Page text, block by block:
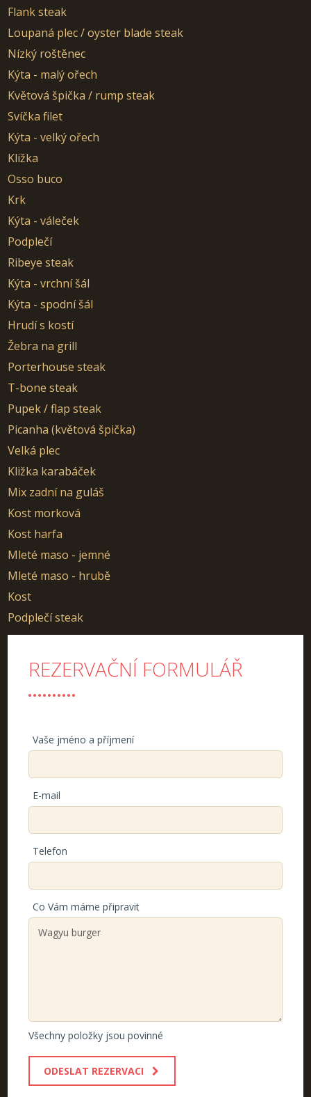
Flank steak
Loupaná plec / oyster blade steak
Nízký roštěnec
Kýta - malý ořech
Květová špička / rump steak
Svíčka filet
Kýta - velký ořech
Kližka
Osso buco
Krk
Kýta - váleček
Podplečí
Ribeye steak
Kýta - vrchní šál
Kýta - spodní šál
Hrudí s kostí
Žebra na grill
Porterhouse steak
T-bone steak
Pupek / flap steak
Picanha (květová špička)
Velká plec
Kližka karabáček
Mix zadní na guláš
Kost morková
Kost harfa
Mleté maso - jemné
Mleté maso - hrubě
Kost
Podplečí steak
REZERVAČNÍ FORMULÁŘ
Vaše jméno a příjmení
E-mail
Telefon
Co Vám máme připravit
Všechny položky jsou povinné
ODESLAT REZERVACI